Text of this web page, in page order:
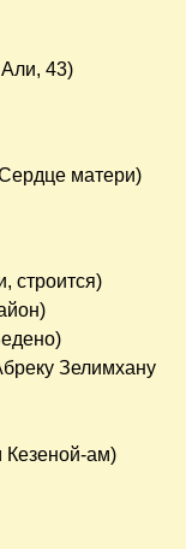
43)
матери)
строится)
Зелимхану
Кезеной-ам)